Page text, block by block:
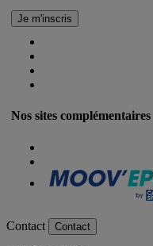
Nos sites complémentaires
Contact Contact